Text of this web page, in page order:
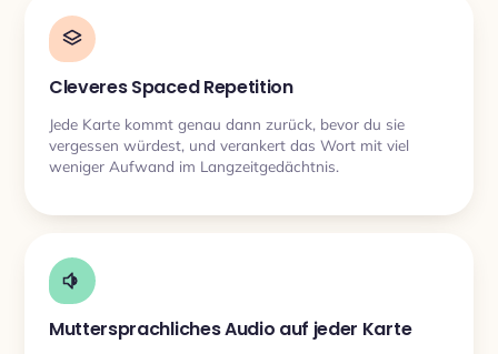
Cleveres Spaced Repetition
Jede Karte kommt genau dann zurück, bevor du sie
vergessen würdest, und verankert das Wort mit viel
weniger Aufwand im Langzeitgedächtnis.
Muttersprachliches Audio auf jeder Karte